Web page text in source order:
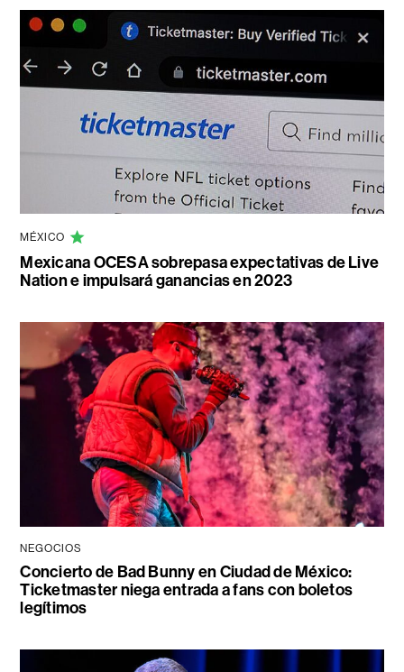
MÉXICO
Mexicana OCESA sobrepasa expectativas de Live
Nation e impulsará ganancias en 2023
NEGOCIOS
Concierto de Bad Bunny en Ciudad de México:
Ticketmaster niega entrada a fans con boletos
legítimos